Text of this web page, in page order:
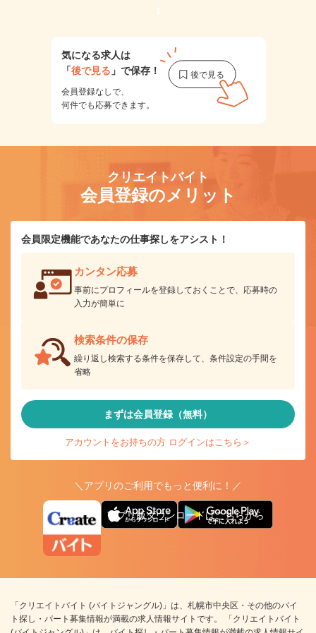
1
気になる求人は
「後で見る 」で保存！
会員登録なしで、
何件でも応募できます。
クリエイトバイト
会員登録のメリット
会員限定機能であなたの仕事探しをアシスト！
カンタン応募
事前にプロフィールを登録しておくことで、応募時の
入力が簡単に
検索条件の保存
繰り返し検索する条件を保存して、条件設定の手間を
省略
まずは会員登録（無料）
アカウントをお持ちの方 ログインはこちら＞
＼アプリのご利用でもっと便利に！／
アプリ版ダウンロードはこちらから
「クリエイトバイト (バイトジャングル)」は、札幌市中央区・その他のバイ
ト探し・パート募集情報が満載の求人情報サイトです。 「クリエイトバイト